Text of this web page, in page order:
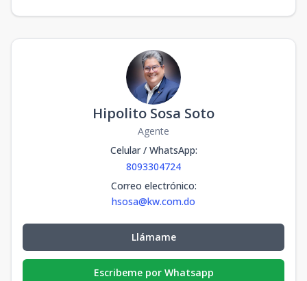
Hipolito Sosa Soto
Agente
Celular / WhatsApp:
8093304724
Correo electrónico:
hsosa@kw.com.do
Llámame
Escribeme por Whatsapp